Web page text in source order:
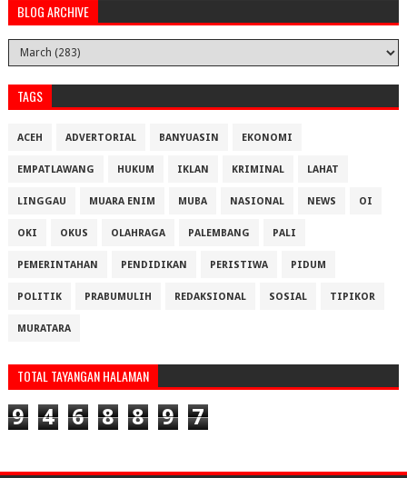
BLOG ARCHIVE
TAGS
ACEH ADVERTORIAL BANYUASIN EKONOMI
EMPATLAWANG HUKUM IKLAN KRIMINAL LAHAT
LINGGAU MUARA ENIM MUBA NASIONAL NEWS OI
OKI OKUS OLAHRAGA PALEMBANG PALI
PEMERINTAHAN PENDIDIKAN PERISTIWA PIDUM
POLITIK PRABUMULIH REDAKSIONAL SOSIAL TIPIKOR
MURATARA
TOTAL TAYANGAN HALAMAN
9 4 6 8 8 9 7